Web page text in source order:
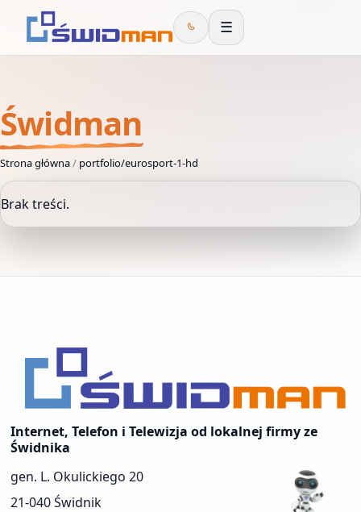
☰
Świdman
Strona główna/ portfolio/eurosport-1-hd
Brak treści.
Internet, Telefon i Telewizja od lokalnej firmy ze
Świdnika
gen. L. Okulickiego 20
21-040 Świdnik